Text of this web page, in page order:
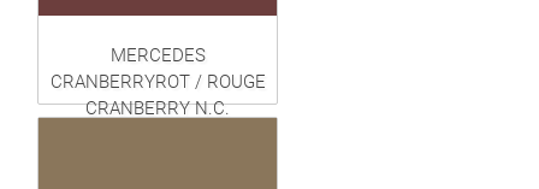
MERCEDES
CRANBERRYROT / ROUGE
CRANBERRY N.C.